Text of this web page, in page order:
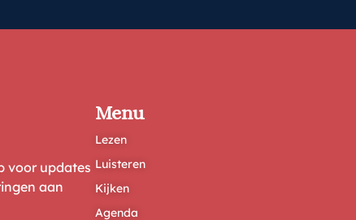
voor updates
aan
Menu
Lezen
Luisteren
Kijken
Agenda